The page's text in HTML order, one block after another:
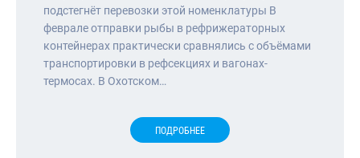
подстегнёт перевозки этой номенклатуры В
феврале отправки рыбы в рефрижераторных
контейнерах практически сравнялись с объёмами
транспортировки в рефсекциях и вагонах-
термосах. В Охотском…
ПОДРОБНЕЕ